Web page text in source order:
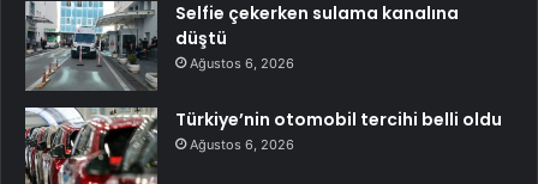
Selfie çekerken sulama kanalına
düştü
Ağustos 6, 2026
Türkiye’nin otomobil tercihi belli oldu
Ağustos 6, 2026